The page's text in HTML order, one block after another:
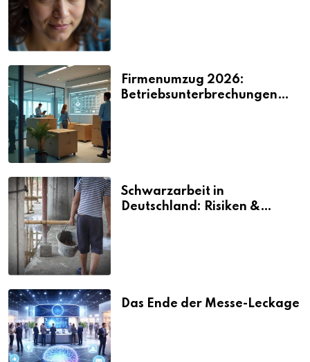
Firmenumzug 2026:
Betriebsunterbrechungen
Schwarzarbeit in
Deutschland: Risiken &
Das Ende der Messe-Leckage